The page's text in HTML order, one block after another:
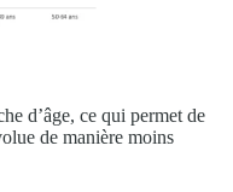
d’âge, ce qui permet de
de manière moins